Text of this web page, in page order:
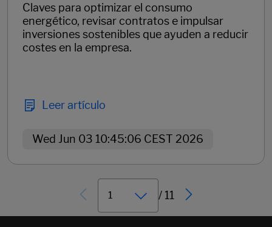
Claves para optimizar el consumo
energético, revisar contratos e impulsar
inversiones sostenibles que ayuden a reducir
costes en la empresa.
Leer artículo
Wed Jun 03 10:45:06 CEST 2026
/ 11